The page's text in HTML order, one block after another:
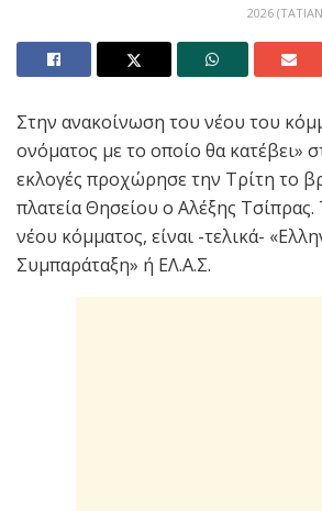
2026
Στην ανακοίνωση του νέου του
ονόματος με το οποίο θα κατέβει»
εκλογές προχώρησε την Τρίτη το
πλατεία Θησείου ο Αλέξης
νέου κόμματος, είναι -τελικά-
Συμπαράταξη» ή ΕΛ.Α.Σ.